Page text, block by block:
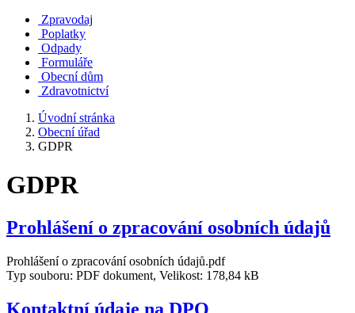
Zpravodaj
Poplatky
Odpady
Formuláře
Obecní dům
Zdravotnictví
Úvodní stránka
Obecní úřad
GDPR
GDPR
Prohlášení o zpracování osobních údajů
Prohlášení o zpracování osobních údajů.pdf
Typ souboru: PDF dokument, Velikost: 178,84 kB
Kontaktní údaje na DPO